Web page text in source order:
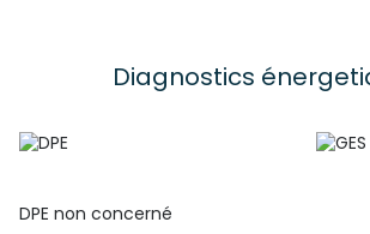
Diagnostics
DPE non concerné